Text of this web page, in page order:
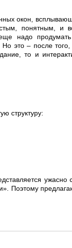
окон,
понятным, и
надо
это – после того,
то и
структуру:
ужасно
Поэтому